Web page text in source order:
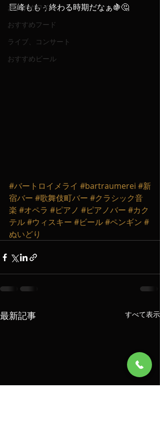
おすすめワイン
おすすめフード
ライブ、コンサート
おすすめビール
巨峰ももぅ終わる時期だなぁ🍇🤔
#バートロイメライ #bartraumerei #新
宿バー #歌舞伎町バー #クラシック音
楽 #オペラ #ピアノ #ピアノバー #カク
テル#ウィスキー #ビール#ペンギン #
ぬいどり
最新記事 すべて表示